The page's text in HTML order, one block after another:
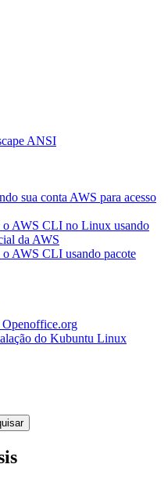
ANSI
sua conta AWS para acesso
o AWS CLI no Linux usando
da AWS
o AWS CLI usando pacote
do Kubuntu Linux